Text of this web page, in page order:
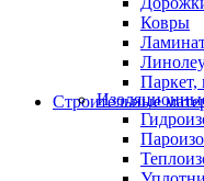
Ковры
Паркет,
Строительные